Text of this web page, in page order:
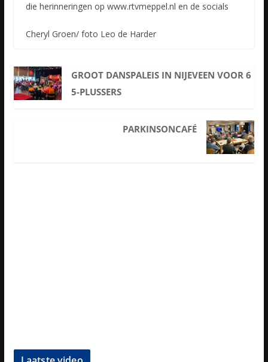
die herinneringen op www.rtvmeppel.nl en de socials
Cheryl Groen/ foto Leo de Harder
GROOT DANSPALEIS IN NIJEVEEN VOOR 6
5-PLUSSERS
PARKINSONCAFÉ